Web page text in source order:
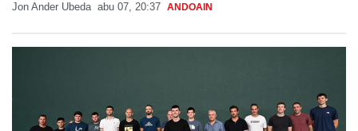
Jon Ander Ubeda abu 07, 20:37 ANDOAIN